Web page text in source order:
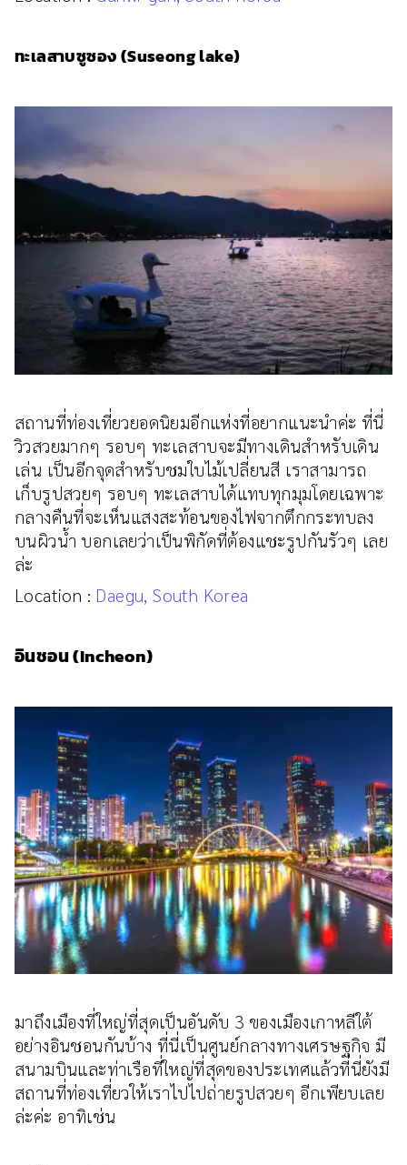
ทะเลสาบซูซอง (Suseong lake)
สถานที่ท่องเที่ยวยอดนิยมอีกแห่งที่อยากแนะนำค่ะ ที่นี่
วิวสวยมากๆ รอบๆ ทะเลสาบจะมีทางเดินสำหรับเดิน
เล่น เป็นอีกจุดสำหรับชมใบไม้เปลี่ยนสี เราสามารถ
เก็บรูปสวยๆ รอบๆ ทะเลสาบได้แทบทุกมุมโดยเฉพาะ
กลางคืนที่จะเห็นแสงสะท้อนของไฟจากตึกกระทบลง
บนผิวน้ำ บอกเลยว่าเป็นพิกัดที่ต้องแชะรูปกันรัวๆ เลย
ล่ะ
Location : Daegu, South Korea
อินชอน (Incheon)
มาถึงเมืองที่ใหญ่ที่สุดเป็นอันดับ 3 ของเมืองเกาหลีใต้
อย่างอินชอนกันบ้าง ที่นี่เป็นศูนย์กลางทางเศรษฐกิจ มี
สนามบินและท่าเรือที่ใหญ่ที่สุดของประเทศแล้วที่นี่ยังมี
สถานที่ท่องเที่ยวให้เราไปไปถ่ายรูปสวยๆ อีกเพียบเลย
ล่ะค่ะ อาทิเช่น